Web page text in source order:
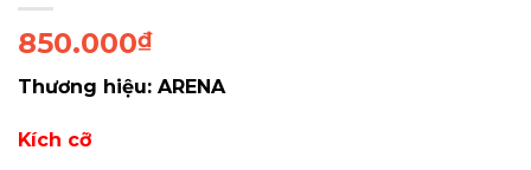
850.000₫
Thương hiệu: ARENA
Kích cỡ